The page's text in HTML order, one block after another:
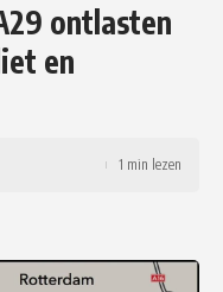
ontlasten
en
1 min lezen